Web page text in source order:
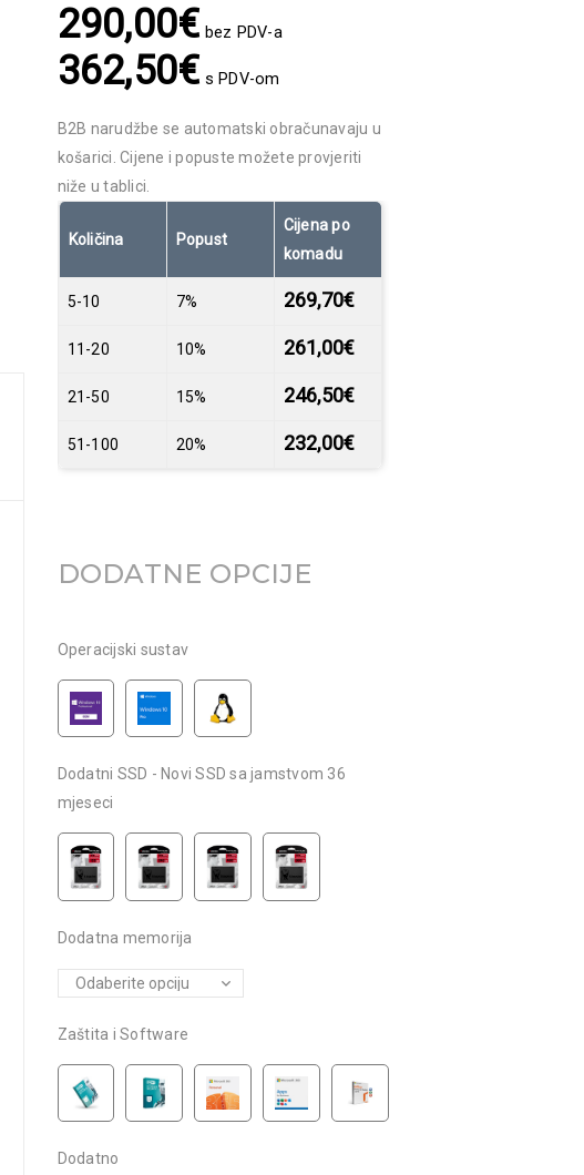
290,00€ bez PDV-a
362,50€ s PDV-om
B2B narudžbe se automatski obračunavaju u
košarici. Cijene i popuste možete provjeriti
niže u tablici.
Količina Popust
Cijena po
komadu
5-10 7% 269,70€
11-20 10% 261,00€
21-50 15% 246,50€
51-100 20% 232,00€
DODATNE OPCIJE
Operacijski sustav
Dodatni SSD - Novi SSD sa jamstvom 36
mjeseci
Dodatna memorija
Zaštita i Software
Dodatno